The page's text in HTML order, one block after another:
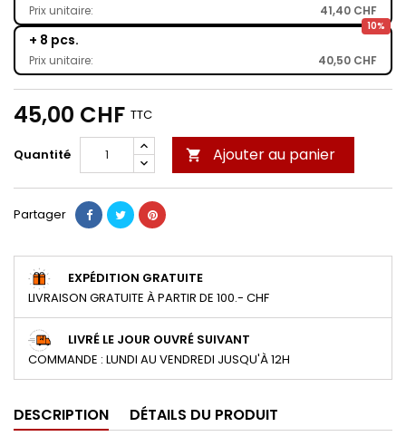
Prix unitaire: 41,40 CHF
10%
+ 8 pcs.
Prix unitaire: 40,50 CHF
45,00 CHF TTC
Quantité  Ajouter au panier
Partager
EXPÉDITION GRATUITE
LIVRAISON GRATUITE À PARTIR DE 100.- CHF
LIVRÉ LE JOUR OUVRÉ SUIVANT
COMMANDE : LUNDI AU VENDREDI JUSQU'À 12H
DESCRIPTION DÉTAILS DU PRODUIT